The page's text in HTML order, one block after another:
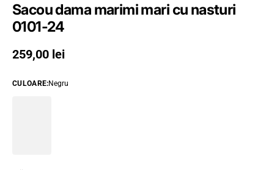
Sacou dama marimi mari cu nasturi
0101-24
Preț obișnuit
259,00 lei
CULOARE:Negru